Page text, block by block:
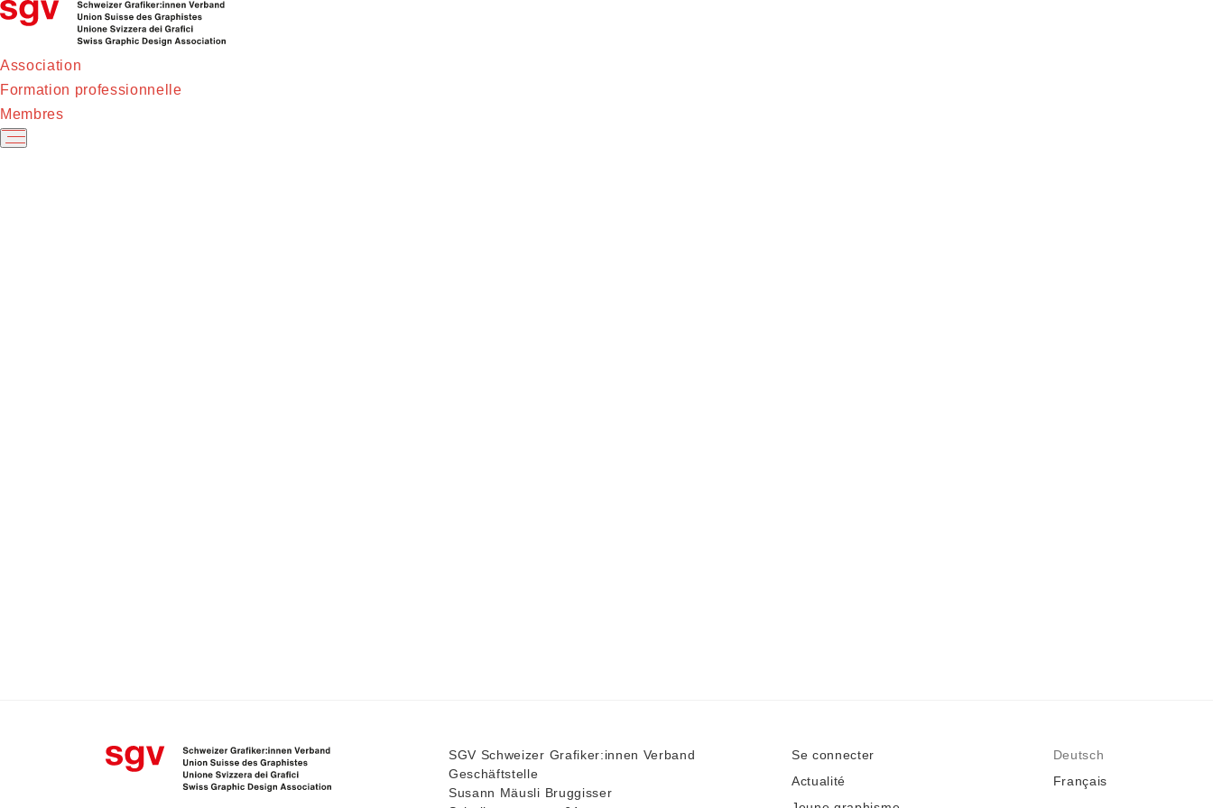
Association
Formation professionnelle
Membres
SGV Schweizer Grafiker:innen Verband
Geschäftstelle
Susann Mäusli Bruggisser
Se connecter
Actualité
Deutsch
Français